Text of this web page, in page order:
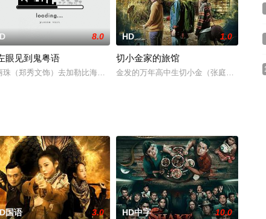
后事的过程中，他发现了一个神秘的骨灰龛，而这背后还隐藏着更加可
book an innocent Airbnb, unaware of the
8.0
眼见到鬼粤语
珠（郑秀文饰）去加勒比海度假，遇上了一名相貌堂堂知书识礼的男子，
HD 1.0
切小金家的旅馆
金发的万年高中生切小金（张庭瑚 饰），
国语 3.0 HD中字 10.0